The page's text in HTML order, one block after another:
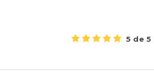
5 de